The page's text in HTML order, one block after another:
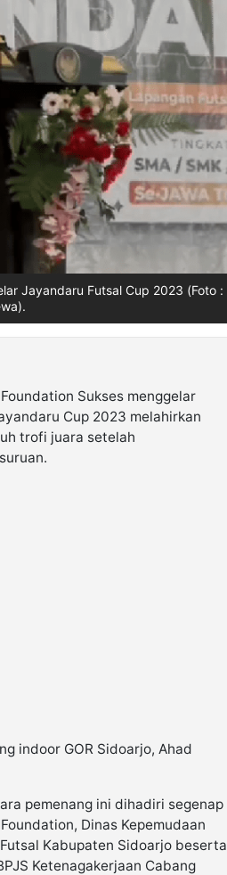
Jayandaru Futsal Cup 2023 (Foto :
Sukses menggelar
Cup 2023 melahirkan
trofi juara setelah
indoor GOR Sidoarjo, Ahad
pemenang ini dihadiri segenap
Dinas Kepemudaan
Kabupaten Sidoarjo beserta
Ketenagakerjaan Cabang